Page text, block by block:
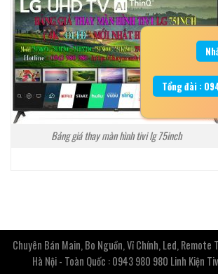
Bảng giá thay màn hình tivi lg 75inch
Chuyên Bán Main, Bo Nguồn, Vỉ Chính, Led, Remote
Hà Nội - Toàn Quốc : 0943 980 980 Linh Kiện
Tổng đài :